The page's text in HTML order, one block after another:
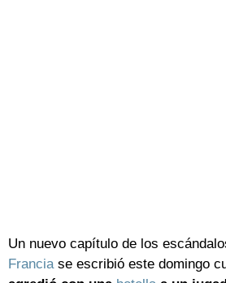
Un nuevo capítulo de los
Franciase escribió este domingo